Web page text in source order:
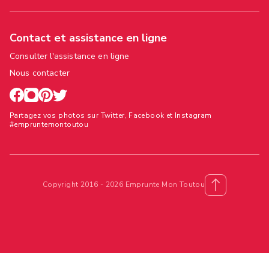
Contact et assistance en ligne
Consulter l'assistance en ligne
Nous contacter
Partagez vos photos sur Twitter, Facebook et Instagram
#empruntemontoutou
Copyright 2016 - 2026 Emprunte Mon Toutou